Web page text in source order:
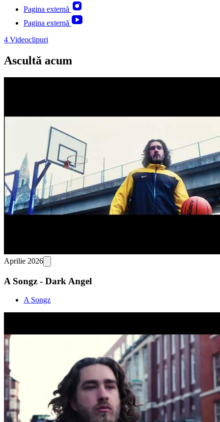
Pagina externă
Pagina externă
4 Videoclipuri
Ascultă acum
Aprilie 2026
A Songz - Dark Angel
A Songz